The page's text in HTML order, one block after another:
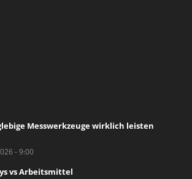
Messwerkzeuge wirklich leisten
- 9:00
vs Arbeitsmittel